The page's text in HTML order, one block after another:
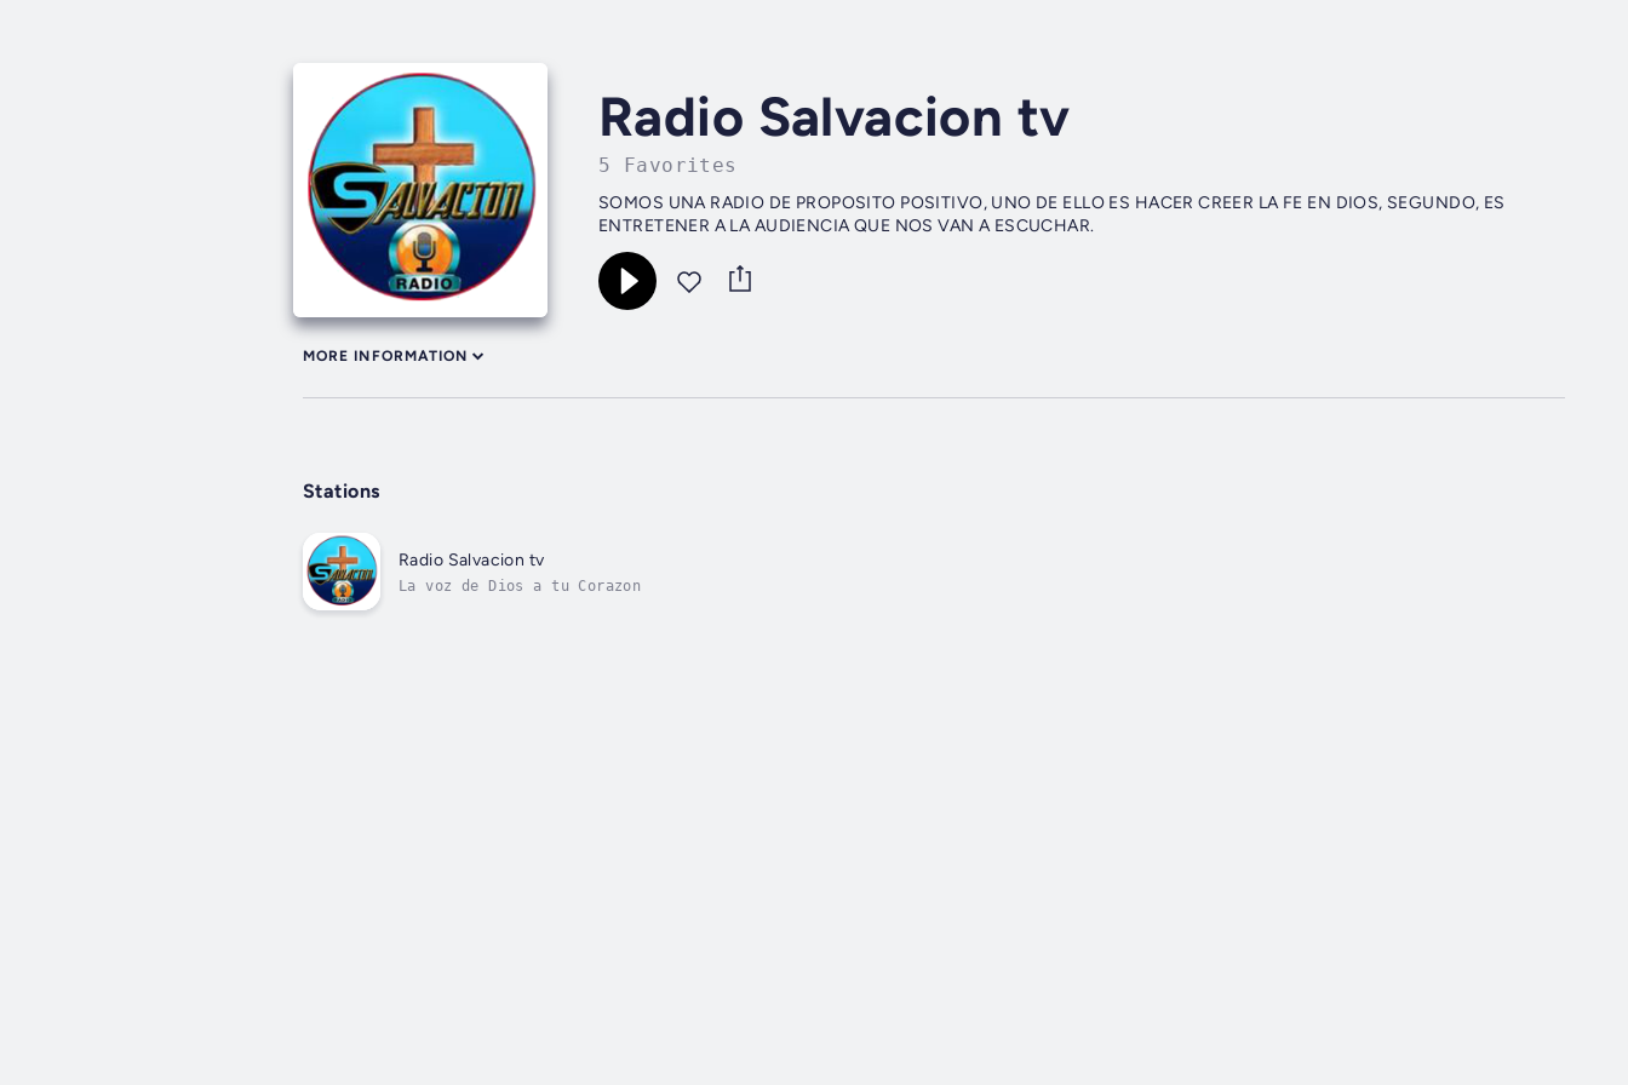
Radio Salvacion tv
5 Favorites
SOMOS UNA RADIO DE PROPOSITO POSITIVO, UNO DE ELLO ES HACER CREER LA FE EN DIOS, SEGUNDO, ES
ENTRETENER A LA AUDIENCIA QUE NOS VAN A ESCUCHAR.
MORE INFORMATION
Stations
Radio Salvacion tv
La voz de Dios a tu Corazon